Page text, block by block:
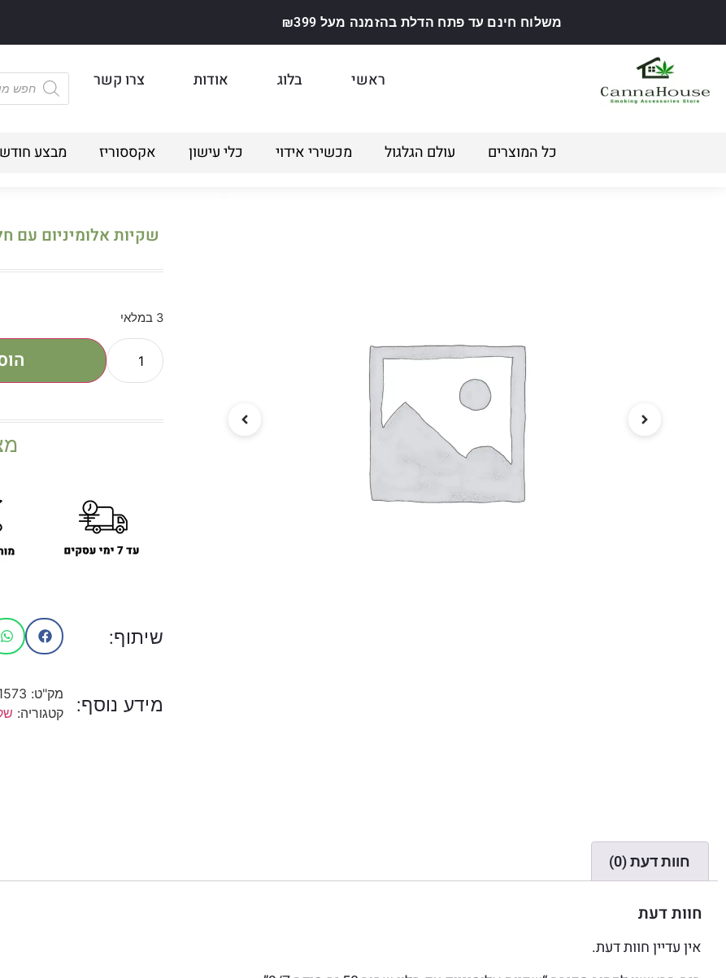
משלוח חינם עד פתח הדלת בהזמנה מעל ₪399
ראשי בלוג אודות צרו קשר
כל המוצרים עולם הגלגול מכשירי אידוי כלי עישון אקססוריז מבצע
שקיות אלומיניום עם חלון שחור
3 במלאי
שיתוף:
מידע נוסף:
מק"ט:
קטגוריה:
חוות דעת (0)
חוות דעת
אין עדיין חוות דעת.